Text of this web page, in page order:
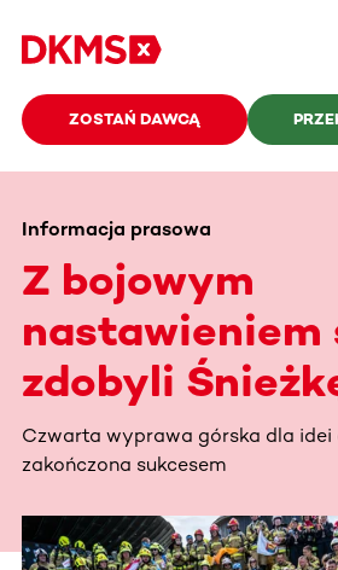
ZOSTAŃ DAWCĄ
Informacja prasowa
Z bojowym
nastawieniem
zdobyli
Czwarta wyprawa górska dla idei
zakończona sukcesem